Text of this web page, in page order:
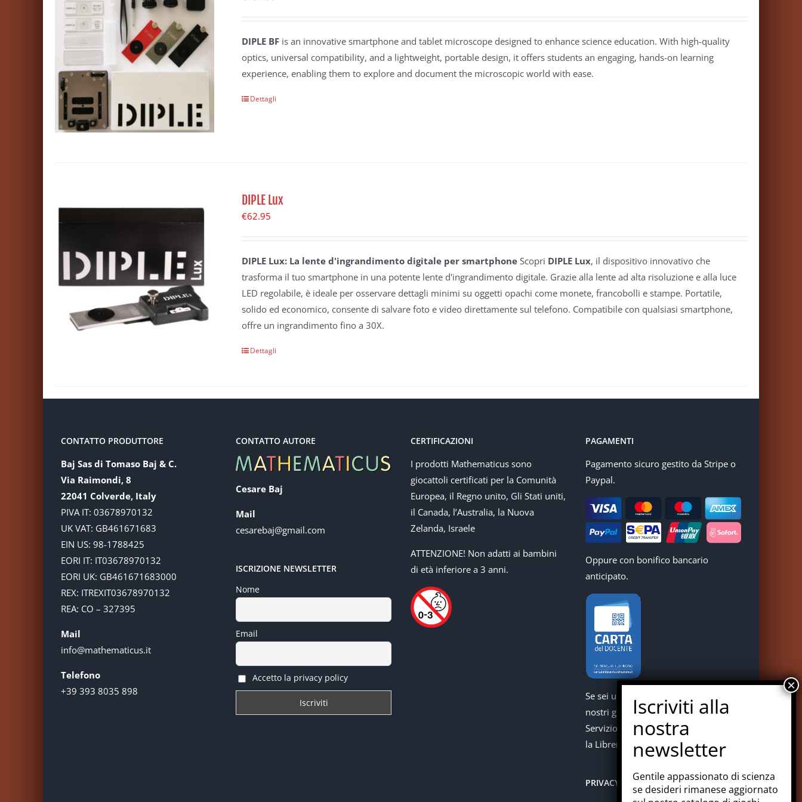
DIPLE BF is an innovative smartphone and tablet microscope designed to enhance science education. With high-quality
optics, universal compatibility, and a lightweight, portable design, it offers students an engaging, hands-on learning
experience, enabling them to explore and document the microscopic world with ease.
Dettagli
DIPLE Lux
€62.95
DIPLE Lux: La lente d'ingrandimento digitale per smartphone Scopri DIPLE Lux, il dispositivo innovativo che
trasforma il tuo smartphone in una potente lente d'ingrandimento digitale. Grazie alla lente ad alta risoluzione e alla luce
LED regolabile, è ideale per osservare dettagli minimi su oggetti opachi come monete, francobolli e stampe. Portatile,
solido ed economico, consente di salvare foto e video direttamente sul telefono. Compatibile con qualsiasi smartphone,
offre un ingrandimento fino a 30X.
Dettagli
CONTATTO PRODUTTORE
Baj Sas di Tomaso Baj & C.
Via Raimondi, 8
22041 Colverde, Italy
PIVA IT: 03678970132
UK VAT: GB461671683
EIN US: 98-1788425
EORI IT: IT03678970132
EORI UK: GB461671683000
REX: ITREXIT03678970132
REA: CO – 327395
Mail
info@mathematicus.it
Telefono
+39 393 8035 898
CONTATTO AUTORE
Cesare Baj
Mail
cesarebaj@gmail.com
ISCRIZIONE NEWSLETTER
Nome
Email
Accetto la privacy policy
CERTIFICAZIONI
I prodotti Mathematicus sono
giocattoli certificati per la Comunità
Europea, il Regno unito, Gli Stati uniti,
il Canada, l’Australia, la Nuova
Zelanda, Israele
ATTENZIONE! Non adatti ai bambini
di età inferiore a 3 anni.
PAGAMENTI
Pagamento sicuro gestito da Stripe o
Paypal.
Oppure con bonifico bancario
anticipato.
Se sei un docente puoi acquistare i
nostri giochi con la carta del docente.
Servizio offerto in collaborazione con
la Libreria Colosi di Messina.
PRIVACY
Gentile appassionato di scienza
se desideri rimanese aggiornato